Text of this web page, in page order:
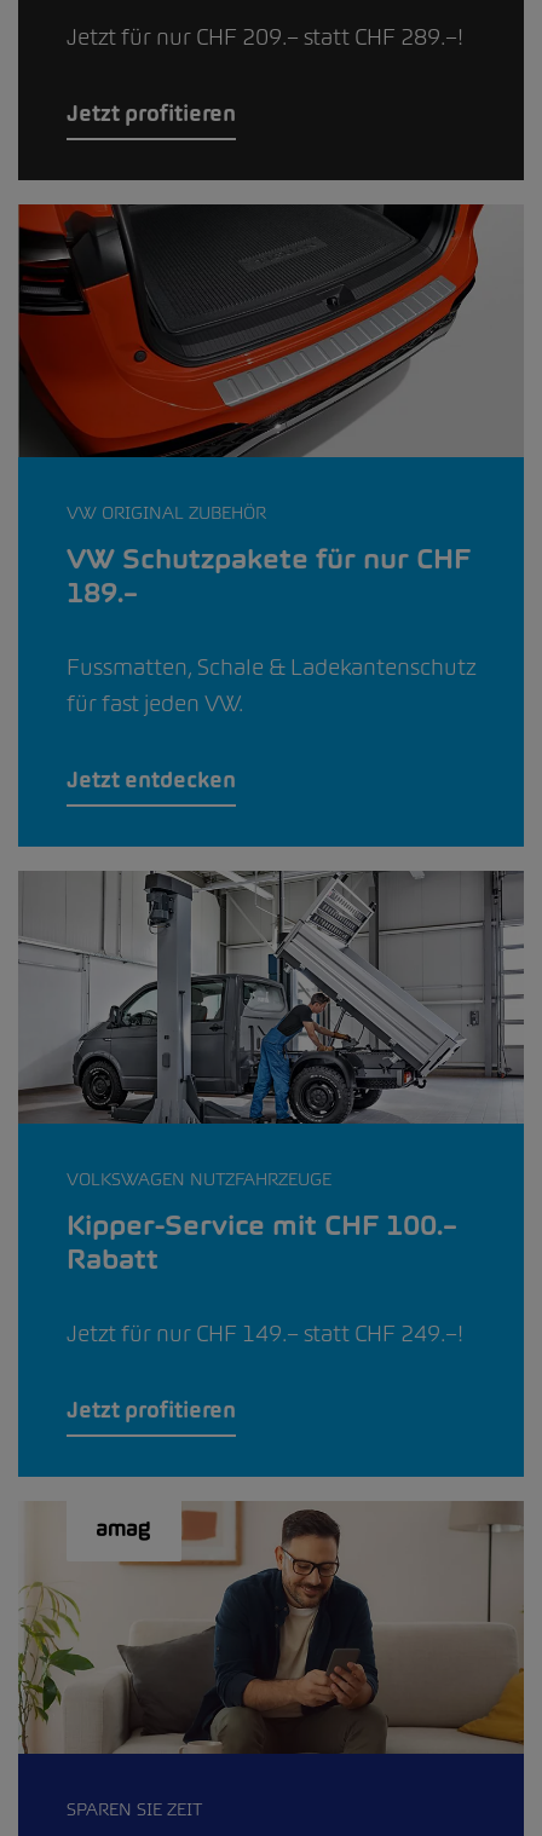
Jetzt für nur CHF 209.– statt CHF 289.–!
Jetzt profitieren
VW ORIGINAL ZUBEHÖR
VW Schutzpakete für nur CHF
189.–
Fussmatten, Schale & Ladekantenschutz
für fast jeden VW.
Jetzt entdecken
VOLKSWAGEN NUTZFAHRZEUGE
Kipper-Service mit CHF 100.–
Rabatt
Jetzt für nur CHF 149.– statt CHF 249.–!
Jetzt profitieren
SPAREN SIE ZEIT